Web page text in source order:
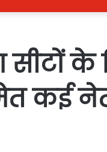
सीटों के
कई